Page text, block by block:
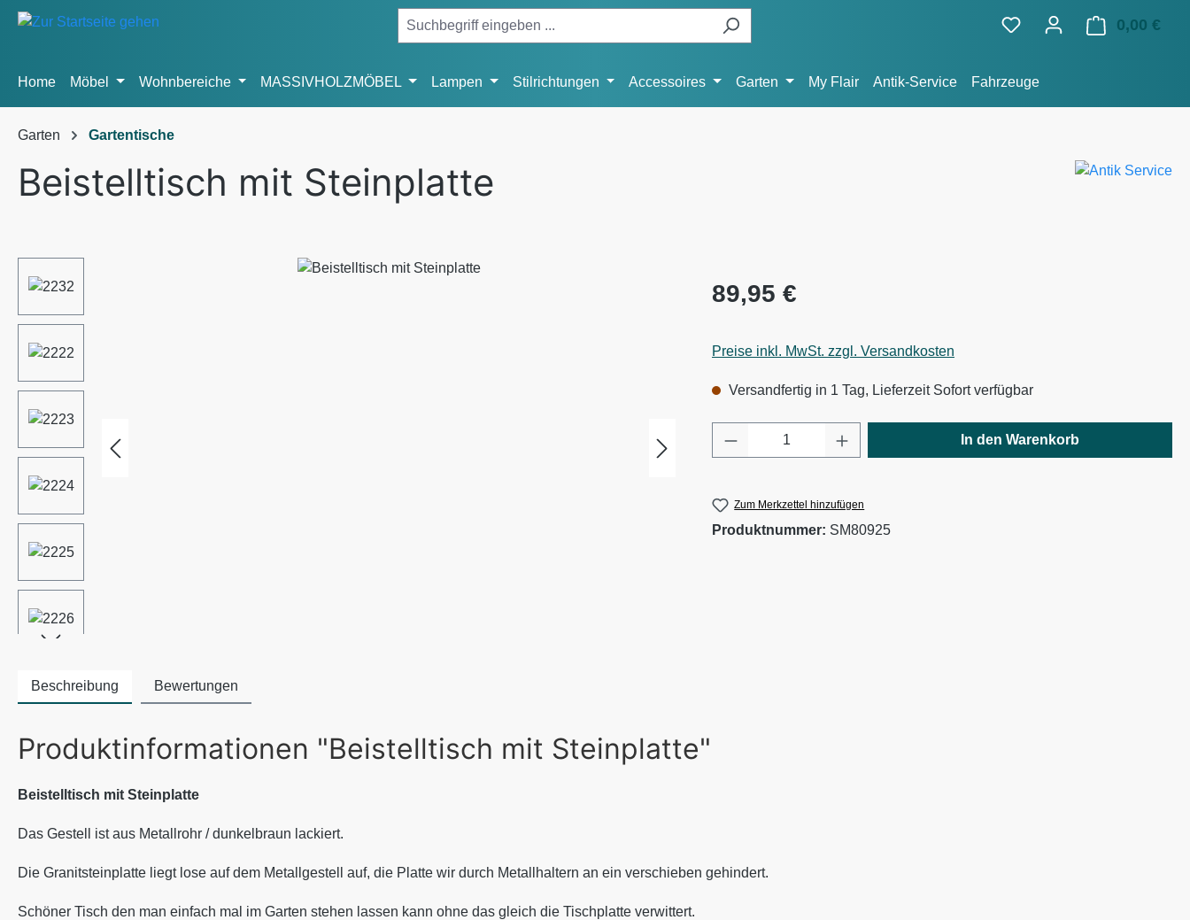
Hauptinhalt springen
Zur Suche springen
Zur Hauptnavigation springen 0,00 €
Home Möbel Wohnbereiche MASSIVHOLZMÖBEL Lampen Stilrichtungen Accessoires Garten My Flair Antik-Service Fahrzeuge
Garten Gartentische
Beistelltisch mit Steinplatte
Regulärer Preis:
89,95 €
Preise inkl. MwSt. zzgl. Versandkosten
Versandfertig in 1 Tag, Lieferzeit Sofort verfügbar
Produkt Anzahl: Gib den gewünschten Wert ein
In den Warenkorb
Zum Merkzettel hinzufügen
Produktnummer: SM80925
Beschreibung Bewertungen
Produktinformationen "Beistelltisch mit Steinplatte"
Beistelltisch mit Steinplatte
Das Gestell ist aus Metallrohr / dunkelbraun lackiert.
Die Granitsteinplatte liegt lose auf dem Metallgestell auf, die Platte wir durch Metallhaltern an ein verschieben gehindert.
Schöner Tisch den man einfach mal im Garten stehen lassen kann ohne das gleich die Tischplatte verwittert.